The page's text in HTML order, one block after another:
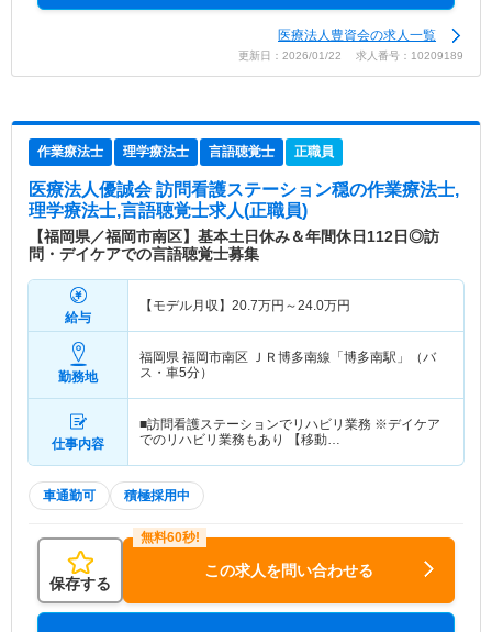
医療法人豊資会の求人一覧
更新日：2026/01/22 求人番号：10209189
作業療法士 理学療法士 言語聴覚士 正職員
医療法人優誠会 訪問看護ステーション穏の作業療法士,
理学療法士,言語聴覚士求人(正職員)
【福岡県／福岡市南区】基本土日休み＆年間休日112日◎訪
問・デイケアでの言語聴覚士募集
給与
【モデル月収】 20.7万円～24.0万円
勤務地
福岡県 福岡市南区
ＪＲ博多南線「博多南駅」（バ
ス・車5分）
仕事内容
■訪問看護ステーションでリハビリ業務 ※デイケア
でのリハビリ業務もあり 【移動…
車通勤可 積極採用中
保存する
この求人を問い合わせる